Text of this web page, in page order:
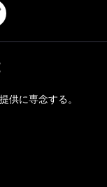
供に専念する。